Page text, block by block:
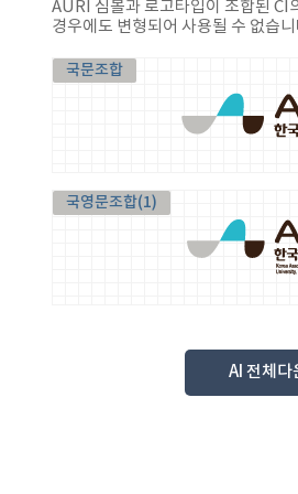
AURI 심볼과 로고타입이 조합된 CI
경우에도 변형되어 사용될 수 없습니
국문조합
국영문조합(1)
AI 전체다